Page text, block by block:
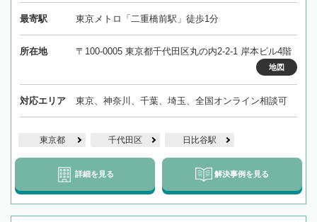
最寄駅 東京メトロ「二重橋前駅」徒歩1分
所在地 〒100-0005 東京都千代田区丸の内2-2-1 岸本ビル4階
地図
対応エリア 東京、神奈川、千葉、埼玉、全国オンライン相談可
東京都 千代田区 日比谷駅
詳細を見る 解決事例を見る